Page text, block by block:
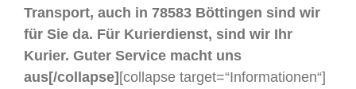
Transport, auch in 78583 Böttingen sind wir
für Sie da. Für Kurierdienst, sind wir Ihr
Kurier. Guter Service macht uns
aus[/collapse][collapse target=“Informationen“]